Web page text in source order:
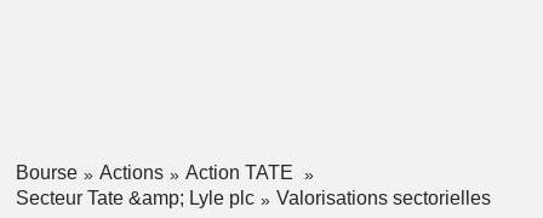
Bourse Actions
Action TATE
Secteur Tate &amp; Lyle plc
Valorisations sectorielles